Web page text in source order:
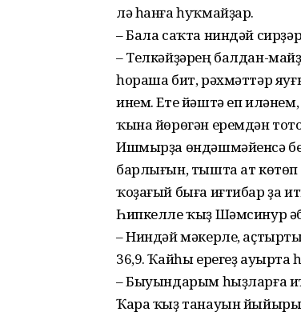
лә һанға һуҡмайҙар.
– Бала саҡта ниндәй
– Телкәйҙәрең балдан-
һораша бит, рәхмәттәр
инем. Ете йәштә еп
ҡына йөрөгән еремдән
Ишмырҙа өндәшмәйенсә
барлығын, тышта ат көтөп
ҡоҙағый быға иғтибар ҙа
Һипкелле ҡыҙ Шәмсинур
– Ниндәй мәкерле,
36,9. Ҡайһы ерегеҙ ауырта
– Быуындарым һыҙларға
Ҡара ҡыҙ танауын